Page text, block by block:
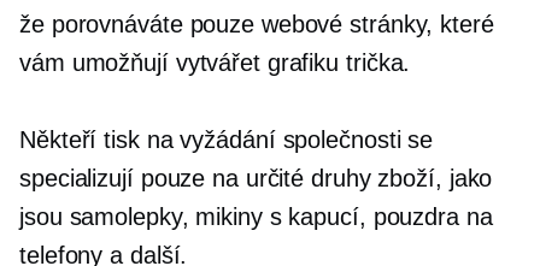
že porovnáváte pouze webové stránky, které
vám umožňují vytvářet grafiku trička.
Někteřítisk na vyžádáníspolečnosti se
specializují pouze na určité druhy zboží, jako
jsou samolepky, mikiny s kapucí, pouzdra na
telefony a další.